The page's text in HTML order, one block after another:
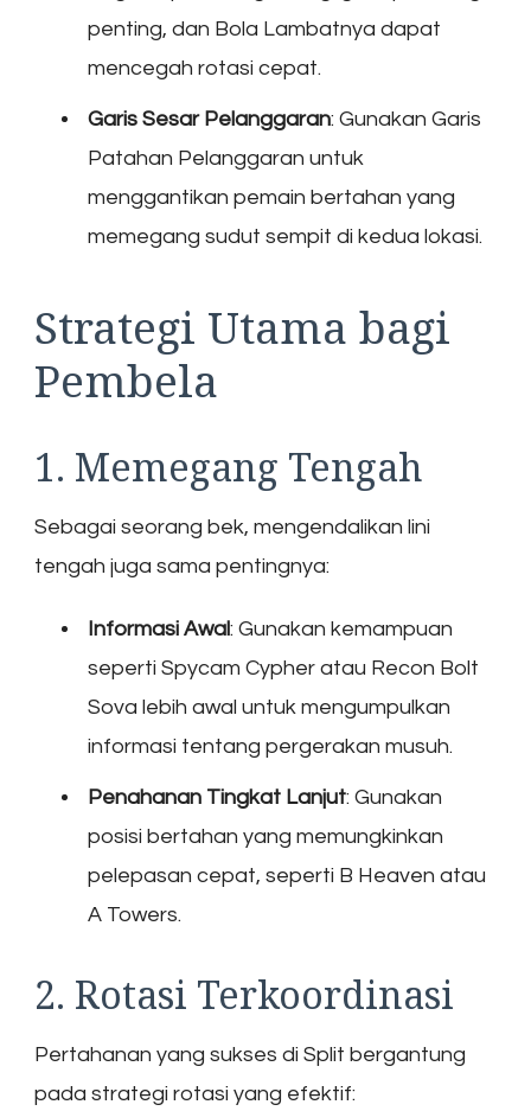
penting, dan Bola Lambatnya dapat
mencegah rotasi cepat.
Garis Sesar Pelanggaran: Gunakan Garis
Patahan Pelanggaran untuk
menggantikan pemain bertahan yang
memegang sudut sempit di kedua lokasi.
Strategi Utama bagi
Pembela
1. Memegang Tengah
Sebagai seorang bek, mengendalikan lini
tengah juga sama pentingnya:
Informasi Awal: Gunakan kemampuan
seperti Spycam Cypher atau Recon Bolt
Sova lebih awal untuk mengumpulkan
informasi tentang pergerakan musuh.
Penahanan Tingkat Lanjut: Gunakan
posisi bertahan yang memungkinkan
pelepasan cepat, seperti B Heaven atau
A Towers.
2. Rotasi Terkoordinasi
Pertahanan yang sukses di Split bergantung
pada strategi rotasi yang efektif: